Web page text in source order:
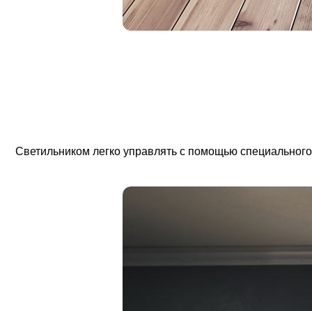
Светильником легко управлять с помощью